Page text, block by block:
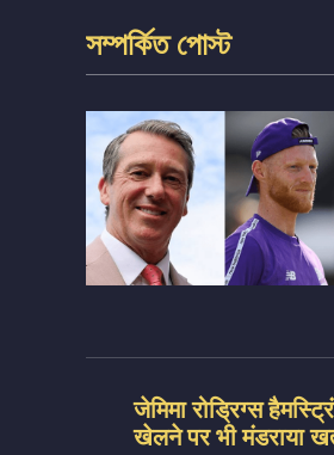
সম্পর্কিত পোস্ট
जेमिमा रोड्रिग्स
खेलने पर भी मंडराया